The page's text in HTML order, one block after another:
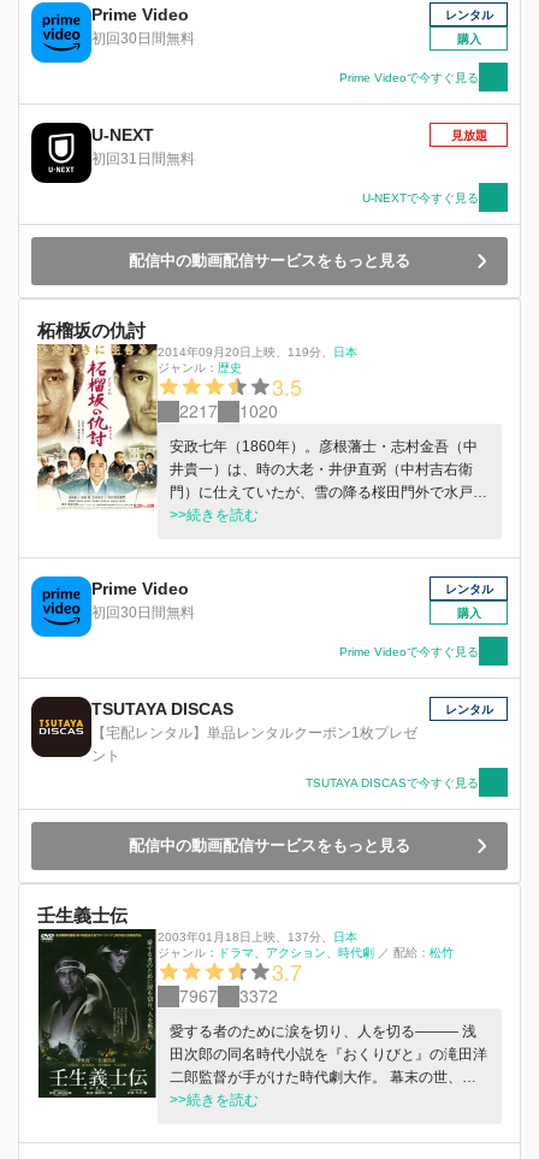
作。63年度カンヌ国際映画祭審査員特別賞受賞
作。 寛永7年。井伊家の屋敷に津雲半四郎と名乗
る浪人が訪れ、庭先を借りての切腹を申し出た。
これは、生活に困った武士の当世流のたかりなの
である。井伊家の家老は、しばらく前にも同じよ
うな申し出をした若い武士のことを思い出した。
庭の真中で切腹に臨む半四郎。介錯人に不服を漏
らすその口から、意外な事実が吐き出される。そ
して半四郎の娘婿の悲劇など、次々と人間性を抑
圧する武士道社会の虚飾と残酷さが暴かれていっ
た・・・・・・。
Prime Video
初回30日間無料
レンタル
購入
Prime Videoで今すぐ見る
U-NEXT
初回31日間無料
見放題
U-NEXTで今すぐ見る
配信中の動画配信サービスをもっと見る
柘榴坂の仇討
2014年09月20日上映、 119分、 日本
ジャンル： 歴史
3.5
2217 1020
安政七年（1860年）。彦根藩士・志村金吾（中
井貴一）は、時の大老・井伊直弼（中村吉右衛
門）に仕えていたが、雪の降る桜田門外で水戸浪
士たちに襲われ、眼の前で主君を失ってしまう。
やつすも、金吾は切腹も許されず、仇を追い続け
る。時は移り、彦根藩もすでに無い13年後の明治
六年（1873年）、ついに金吾は最後の仇・佐橋
十兵衛（阿部寛）を探し出す。しかし皮肉にもそ
の日、新政府は「仇討禁止令」を布告していた。
「直吉」と名を変えた十兵衛が引く人力車は、金
吾を乗せ柘榴坂に向かう。そして運命の二人は13
年の時を越え、ついに刀を交えるが……。
>>続きを読む
Prime Video
初回30日間無料
レンタル
購入
Prime Videoで今すぐ見る
TSUTAYA DISCAS
【宅配レンタル】単品レンタルクーポン1枚プレゼ
ント
レンタル
TSUTAYA DISCASで今すぐ見る
配信中の動画配信サービスをもっと見る
壬生義士伝
2003年01月18日上映、 137分、 日本
ジャンル：
ドラマ アクション 時代劇 ／ 配給： 松竹
3.7
7967 3372
愛する者のために涙を切り、人を切る――― 浅
田次郎の同名時代小説を『おくりびと』の滝田洋
二郎監督が手がけた時代劇大作。 幕末の世、新
選組に入隊した盛岡・南部藩出身の吉村貫一郎の
く。 その男、名は吉村貫一郎。幕末の混乱期
>>続きを読む